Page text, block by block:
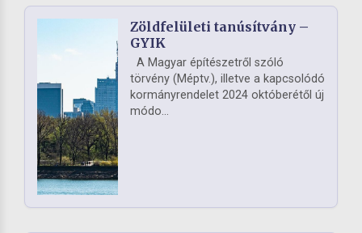
Zöldfelületi tanúsítvány –
GYIK
A Magyar építészetről szóló
törvény (Méptv.), illetve a kapcsolódó
kormányrendelet 2024 októberétől új
módo...